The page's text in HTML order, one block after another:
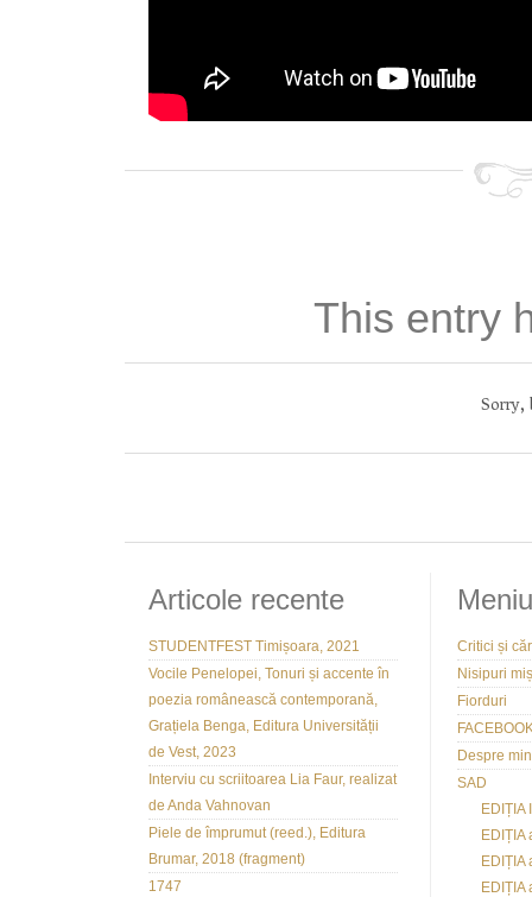
This entry
Sorry,
Articole recente
STUDENTFEST Timișoara, 2021
Vocile Penelopei, Tonuri și accente în
poezia românească contemporană,
Grațiela Benga, Editura Universității
de Vest, 2023
Interviu cu scriitoarea Lia Faur, realizat
de Anda Vahnovan
Piele de împrumut (reed.), Editura
Brumar, 2018 (fragment)
1747
Meniu
Critici și
Nisipuri
Fiorduri
Despre
SAD
EDIȚIA
EDIȚIA
EDIȚIA
EDIȚIA